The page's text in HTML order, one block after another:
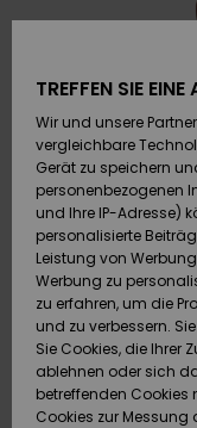
FRAUEN
SURF
SNOW
DOPPELTER
RABATT
HILFE & KONTAKT
TREFFEN SIE
Wir und unsere
vergleichbare
Gerät zu speichern
personenbezogenen
und Ihre IP-Adresse)
personalisierte
Leistung von
Werbung zu
zu erfahren, um die
und zu verbessern.
Sie Cookies, die Ihrer
ablehnen oder sich
betreffenden
Cookies zur Messung